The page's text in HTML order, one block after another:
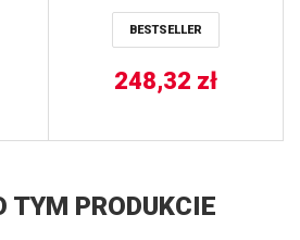
BESTSELLER
248,32 zł
TYM PRODUKCIE